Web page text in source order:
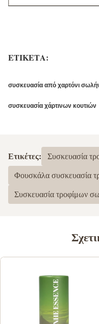
ΕΤΙΚΕΤΑ:
συσκευασία από χαρτόνι
συσκευασία χάρτινων κουτιών
Ετικέτες: Συσκευασία
Φουσκάλα συσκευασία
Συσκευασία τροφίμων